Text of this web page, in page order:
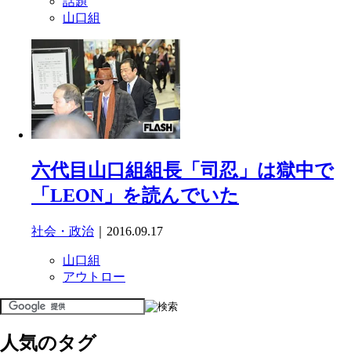
山口組
六代目山口組組長「司忍」は獄中で
「LEON」を読んでいた
社会・政治 ｜2016.09.17
山口組
アウトロー
人気のタグ